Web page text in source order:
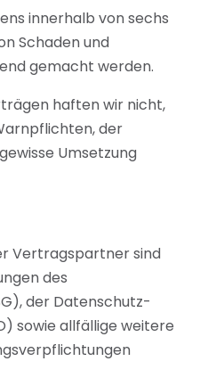
innerhalb von sechs
Schaden und
gemacht werden.
haften wir nicht,
der
Umsetzung
Vertragspartner sind
des
der Datenschutz-
sowie allfällige weitere